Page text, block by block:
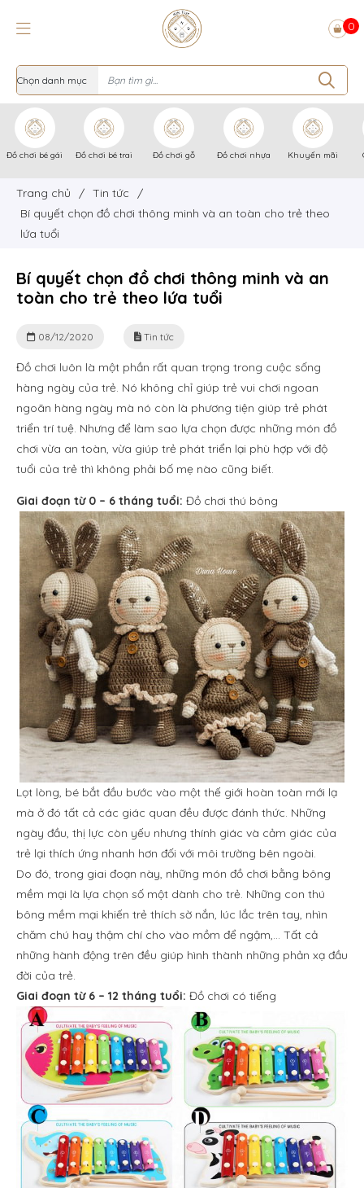
0
Đồ chơi bé gái Đồ chơi bé trai Đồ chơi gỗ Đồ chơi nhựa Khuyến mãi
Trang chủ / Tin tức
/
Bí quyết chọn đồ chơi thông minh và an toàn cho trẻ theo
lứa tuổi
Bí quyết chọn đồ chơi thông minh và an
toàn cho trẻ theo lứa tuổi
08/12/2020 Tin tức
Đồ chơi luôn là một phần rất quan trọng trong cuộc sống
hàng ngày của trẻ. Nó không chỉ giúp trẻ vui chơi ngoan
ngoãn hàng ngày mà nó còn là phương tiện giúp trẻ phát
triển trí tuệ. Nhưng để làm sao lựa chọn được những món đồ
chơi vừa an toàn, vừa giúp trẻ phát triển lại phù hợp với độ
tuổi của trẻ thì không phải bố mẹ nào cũng biết.
Giai đoạn từ 0 – 6 tháng tuổi: Đồ chơi thú bông
Lọt lòng, bé bắt đầu bước vào một thế giới hoàn toàn mới lạ
mà ở đó tất cả các giác quan đều được đánh thức. Những
ngày đầu, thị lực còn yếu nhưng thính giác và cảm giác của
trẻ lại thích ứng nhanh hơn đối với môi trường bên ngoài.
Do đó, trong giai đoạn này, những món đồ chơi bằng bông
mềm mại là lựa chọn số một dành cho trẻ. Những con thú
bông mềm mại khiến trẻ thích sờ nắn, lúc lắc trên tay, nhìn
chăm chú hay thậm chí cho vào mồm để ngậm,… Tất cả
những hành động trên đều giúp hình thành những phản xạ đầu
đời của trẻ.
Giai đoạn từ 6 – 12 tháng tuổi: Đồ chơi có tiếng